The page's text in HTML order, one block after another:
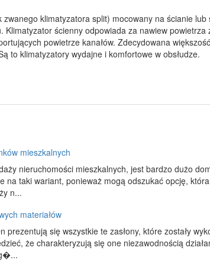
klimatyzatora split) mocowany na ścianie
ścienny odpowiada za nawiew
powietrze kanałów. Zdecydowana
to klimatyzatory wydajne i komfortowe w obsłudze.
mieszkalnych
nieruchomości mieszkalnych, jest bardzo dużo
na taki wariant, ponieważ mogą odszukać opcję,
n...
materiałów
prezentują się wszystkie te zasłony, które zostały
że charakteryzują się one niezawodnością